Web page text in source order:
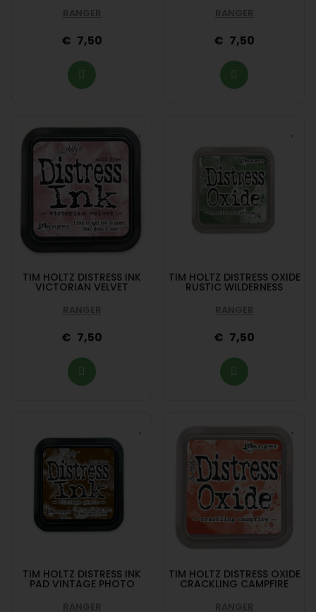
RANGER
7,50
RANGER
7,50
TIM HOLTZ DISTRESS INK
VICTORIAN VELVET
RANGER
7,50
TIM HOLTZ DISTRESS OXIDE
RUSTIC WILDERNESS
RANGER
7,50
TIM HOLTZ DISTRESS INK
PAD VINTAGE PHOTO
RANGER
TIM HOLTZ DISTRESS OXIDE
CRACKLING CAMPFIRE
RANGER